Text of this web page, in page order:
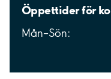
Öppettider för
Mån–Sön: